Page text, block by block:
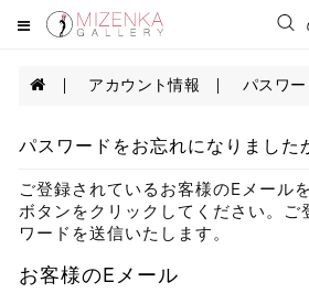
アカウント情報 パスワー
パスワードをお忘れになりました
ご登録されているお客様のEメール
ボタンをクリックしてください。ご
ワードを送信いたします。
お客様のEメール